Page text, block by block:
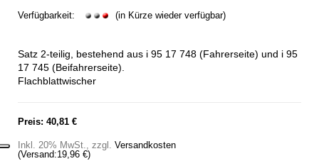
Verfügbarkeit: (in Kürze wieder verfügbar)
Satz 2-teilig, bestehend aus i 95 17 748 (Fahrerseite) und i 95
17 745 (Beifahrerseite).
Flachblattwischer
Preis: 40,81 €
Inkl. 20% MwSt., zzgl. Versandkosten
(Versand:19,96 €)